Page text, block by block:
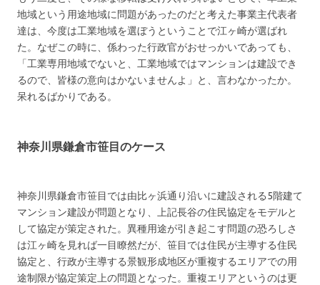
地域という用途地域に問題があったのだと考えた事業主代表者
達は、今度は工業地域を選ぼうということで江ヶ崎が選ばれ
た。なぜこの時に、係わった行政官がおせっかいであっても、
「工業専用地域でないと、工業地域ではマンションは建設でき
るので、皆様の意向はかないませんよ」と、言わなかったか。
呆れるばかりである。
神奈川県鎌倉市笹目のケース
神奈川県鎌倉市笹目では由比ヶ浜通り沿いに建設される5階建て
マンション建設が問題となり、上記長谷の住民協定をモデルと
して協定が策定された。異種用途が引き起こす問題の恐ろしさ
は江ヶ崎を見れば一目瞭然だが、笹目では住民が主導する住民
協定と、行政が主導する景観形成地区が重複するエリアでの用
途制限が協定策定上の問題となった。重複エリアというのは更